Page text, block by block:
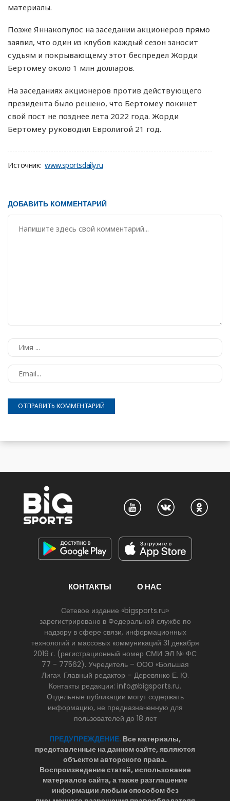
материалы.
Позже Яннакопулос на заседании акционеров прямо
заявил, что один из клубов каждый сезон заносит
судьям и покрывающему этот беспредел Жорди
Бертомеу около 1 млн долларов.
На заседаниях акционеров против действующего
президента было решено, что Бертомеу покинет
свой пост не позднее лета 2022 года. Жорди
Бертомеу руководил Евролигой 21 год.
Источник: www.sportsdaily.ru
ДОБАВИТЬ КОММЕНТАРИЙ
КОНТАКТЫ О НАС
Сетевое издание «bigsports.ru»
зарегистрировано в Федеральной службе по
надзору в сфере связи, информационных
технологий и массовых коммуникаций 31 декабря
2019 г. (регистрационный номер СМИ ЭЛ № ФС
77 - 77562). Учредитель – ООО «Большая
Лига». Главный редактор – Деревянко Е. Ю.
Контакты редакции: info@bigsports.ru.
Отдельные публикации могут содержать
информацию, не предназначенную для
пользователей до 18 лет
ПРЕДУПРЕЖДЕНИЕ. Все материалы,
представленные на данном сайте, являются
объектом авторского права.
Воспроизведение статей, использование
материалов сайта, а также разглашение
информации любым способом без